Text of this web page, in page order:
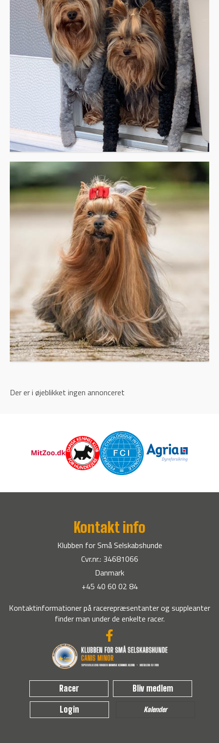
Der er i øjeblikket ingen annonceret
Kontakt info
Klubben for Små Selskabshunde
Cvr.nr.: 34681066
Danmark
+45 40 60 02 84
Kontaktinformationer på racerepræsentanter og suppleanter
finder man under de enkelte racer.
Racer Bliv medlem
Login Kalender